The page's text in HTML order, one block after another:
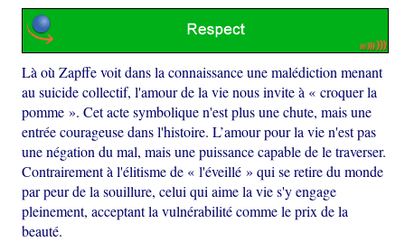
Là où Zapffe voit dans la connaissance une malédiction menant
au suicide collectif, l'amour de la vie nous invite à « croquer la
pomme ». Cet acte symbolique n'est plus une chute, mais une
entrée courageuse dans l'histoire. L’amour pour la vie n'est pas
une négation du mal, mais une puissance capable de le traverser.
Contrairement à l'élitisme de « l'éveillé » qui se retire du monde
par peur de la souillure, celui qui aime la vie s'y engage
pleinement, acceptant la vulnérabilité comme le prix de la
beauté.